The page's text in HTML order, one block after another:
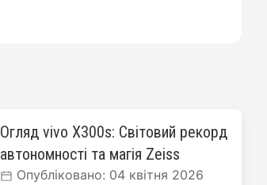
Огляд vivo X300s: Світовий рекорд
автономності та магія Zeiss
Опубліковано: 04 квітня 2026